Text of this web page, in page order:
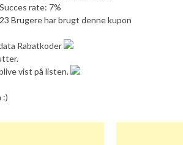
Succes rate: 7%
23 Brugere har brugt denne kupon
Rabatkoder
vist på listen.
:)